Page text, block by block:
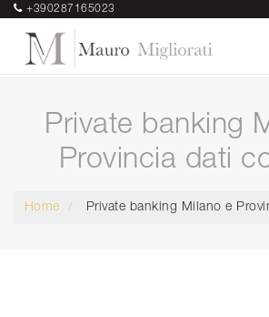
+390287165023
Private banking
Provincia dati
Home Private banking Milano e